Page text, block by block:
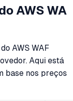
AWS WA
AWS WAF
Aqui está
base nos preços